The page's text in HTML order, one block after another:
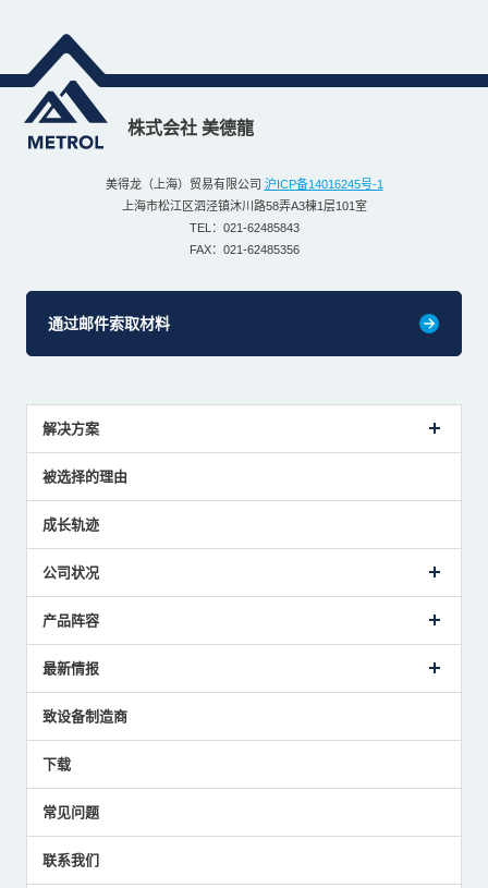
株式会社 美德龍
美得龙（上海）贸易有限公司 沪ICP备14016245号-1
上海市松江区泗泾镇沐川路58弄A3棟1层101室
TEL：021-62485843
FAX：021-62485356
通过邮件索取材料
解决方案
解决方案建议
被选择的理由
成长轨迹
公司状况
致词
主要获奖经历
国家/地区/语言
产品阵容
对刀仪
气压式精密定位传感器
最新情报
美德龙的技术
员工博客
中小企业BCP地震对策
传感器技术指南
社长博客
致设备制造商
下载
常见问题
联系我们